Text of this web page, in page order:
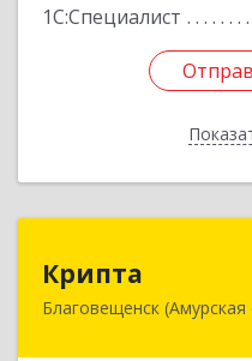
1С:Специалист
Крипта
Благовещенск (Амурская
675000,